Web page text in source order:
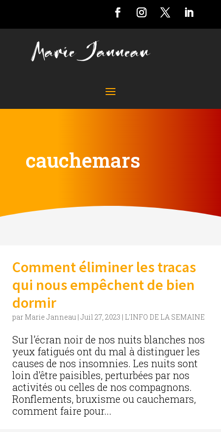
cauchemars
Comment éliminer les tracas
qui nous empêchent de bien
dormir
par Marie Janneau | Juil 27, 2023 | L'INFO DE LA SEMAINE
Sur l’écran noir de nos nuits blanches nos
yeux fatigués ont du mal à distinguer les
causes de nos insomnies. Les nuits sont
loin d’être paisibles, perturbées par nos
activités ou celles de nos compagnons.
Ronflements, bruxisme ou cauchemars,
comment faire pour...